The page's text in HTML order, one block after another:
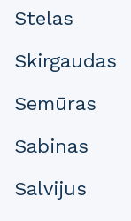
Stelas
Skirgaudas
Semūras
Sabinas
Salvijus